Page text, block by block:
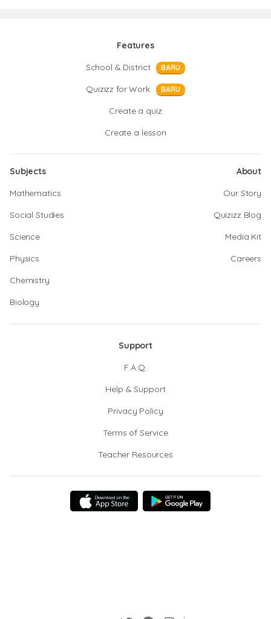
Features
School & District
BARU
Quizizz for Work BARU
Create a quiz
Create a lesson
Subjects
Mathematics
Social Studies
Science
Physics
Chemistry
Biology
About
Our Story
Quizizz Blog
Media Kit
Careers
Support
F.A.Q.
Help & Support
Privacy Policy
Terms of Service
Teacher Resources